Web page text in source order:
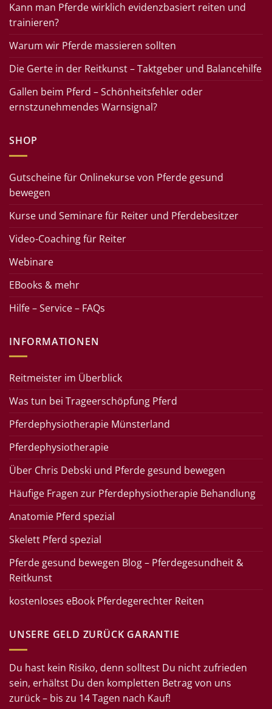
Kann man Pferde wirklich evidenzbasiert reiten und
trainieren?
Warum wir Pferde massieren sollten
Die Gerte in der Reitkunst – Taktgeber und Balancehilfe
Gallen beim Pferd – Schönheitsfehler oder
ernstzunehmendes Warnsignal?
SHOP
Gutscheine für Onlinekurse von Pferde gesund
bewegen
Kurse und Seminare für Reiter und Pferdebesitzer
Video-Coaching für Reiter
Webinare
EBooks & mehr
Hilfe – Service – FAQs
INFORMATIONEN
Reitmeister im Überblick
Was tun bei Trageerschöpfung Pferd
Pferdephysiotherapie Münsterland
Pferdephysiotherapie
Über Chris Debski und Pferde gesund bewegen
Häufige Fragen zur Pferdephysiotherapie Behandlung
Anatomie Pferd spezial
Skelett Pferd spezial
Pferde gesund bewegen Blog – Pferdegesundheit &
Reitkunst
kostenloses eBook Pferdegerechter Reiten
UNSERE GELD ZURÜCK GARANTIE
Du hast kein Risiko, denn solltest Du nicht zufrieden
sein, erhältst Du den kompletten Betrag von uns
zurück – bis zu 14 Tagen nach Kauf!